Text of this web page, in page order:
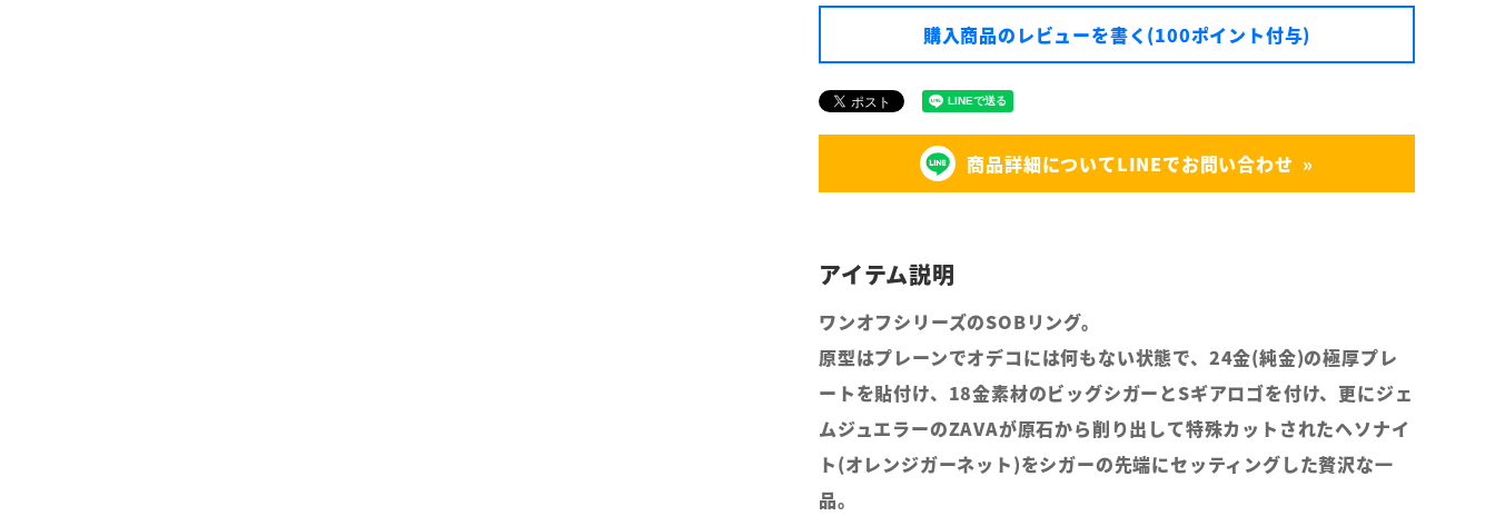
購入商品のレビューを書く(100ポイント付与)
商品詳細についてLINEでお問い合わせ
ワンオフシリーズのSOBリング。
原型はプレーンでオデコには何もない状態で、24金(純金)の極厚プレ
ートを貼付け、18金素材のビッグシガーとSギアロゴを付け、更にジェ
ムジュエラーのZAVAが原石から削り出して特殊カットされたヘソナイ
ト(オレンジガーネット)をシガーの先端にセッティングした贅沢な一
品。